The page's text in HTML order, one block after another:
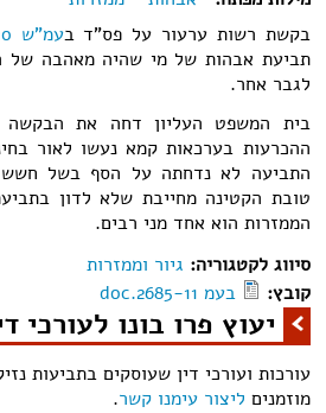
בקשת רשות ערעור על פס"ד בעמ"ש 44902-10-10
תביעת אבהות של מי שהיה מאהבה של
לגבר אחר.
בית המשפט העליון דחה את הבקשה
ההכרעות בערכאות קמא נעשו לאור
התביעה לא נדחתה על הסף בשל חשש
טובת הקטינה מחייבת שלא לדון
הממזרות הוא אחד מני רבים.
סיווג לקטגוריה: גיור וממזרות
קובץ:
בעמ 2685-11.doc
יעוץ פרו בונו לעורכי
עורכות ועורכי דין שעוסקים בתביעות
מוזמנים ליצור עימנו קשר.